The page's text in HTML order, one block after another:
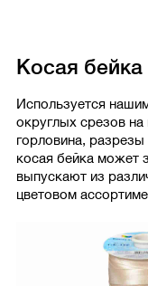
Косая бейка
Используется
округлых срезов на
горловина,
косая бейка может
выпускают из
цветовом